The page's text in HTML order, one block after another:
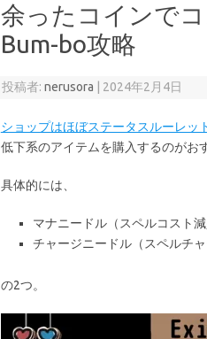
余ったコインで
Bum-bo攻略
投稿者:nerusora 2024年2月4日
ショップはほぼステータスルーレッ
低下系のアイテムを購入するのがお
具体的には、
マナニードル（スペルコスト減
チャージニードル（スペルチャ
の2つ。